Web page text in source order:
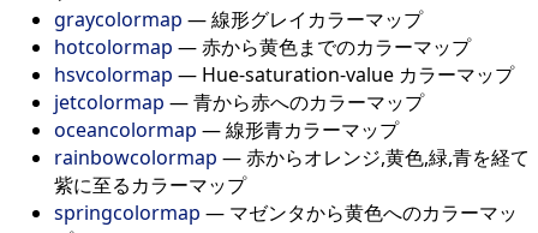
graycolormap — 線形グレイカラーマップ
hotcolormap — 赤から黄色までのカラーマップ
hsvcolormap — Hue-saturation-value カラーマップ
jetcolormap — 青から赤へのカラーマップ
oceancolormap — 線形青カラーマップ
rainbowcolormap — 赤からオレンジ,黄色,緑,青を経て
紫に至るカラーマップ
springcolormap — マゼンタから黄色へのカラーマッ